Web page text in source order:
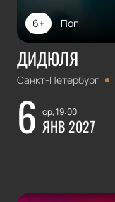
Поп
6+
ДИДЮЛЯ
Санкт-Петербург
6 ср, 19:00
ЯНВ 2027